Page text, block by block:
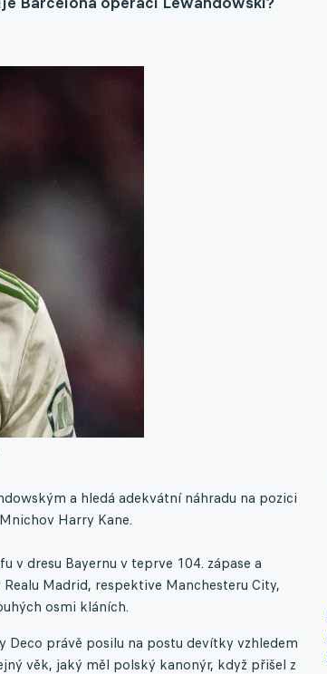
a hledá adekvátní náhradu na pozici
Harry Kane.
v dresu Bayernu v teprve 104. zápase a
Madrid, respektive Manchesteru City,
osmi kláních.
právě posilu na postu devítky vzhledem
věk, jaký měl polský kanonýr, když přišel z